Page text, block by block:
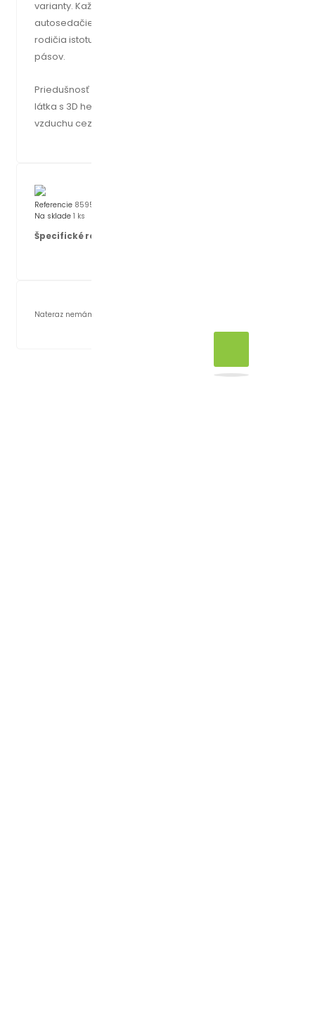
varianty. Každá sa dokáže perfektne prispôsobiť kategórii
autosedačiek, pre ktorú je určená. Vďaka tomu majú
rodičia istotu, že podložka nezabráni správnemu vedeniu
pásov.
Priedušnosť zaisťuje unikátna technológia Zopa Air Flow,
látka s 3D hexagon štruktúrou dovoľujúci prúdenie
vzduchu cez vložku, medzi autosedačkou a dieťaťom.
Referencie 8595114410064
Na sklade 1 ks
Špecifické referencie
Nateraz nemáme žiadne recenzie zákazníkov.